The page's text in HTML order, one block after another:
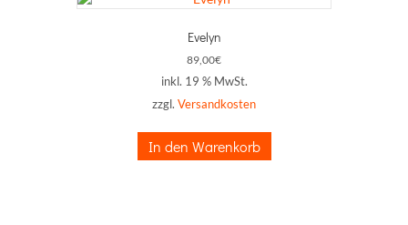
Evelyn
89,00€
inkl. 19 % MwSt.
zzgl. Versandkosten
In den Warenkorb